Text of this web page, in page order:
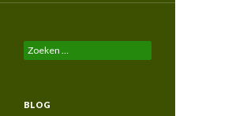
Zoeken
naar:
BLOG